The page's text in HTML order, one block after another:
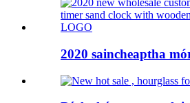
2020 saincheaptha